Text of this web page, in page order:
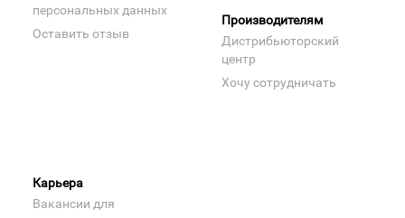
персональных данных
Оставить отзыв
Производителям
Дистрибьюторский
центр
Хочу сотрудничать
Карьера
Вакансии для